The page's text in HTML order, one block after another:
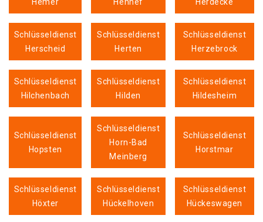
Schlüsseldienst
Herscheid
Schlüsseldienst
Herten
Schlüsseldienst
Herzebrock
Schlüsseldienst
Hilchenbach
Schlüsseldienst
Hilden
Schlüsseldienst
Hildesheim
Schlüsseldienst
Hopsten
Schlüsseldienst
Horn-Bad
Meinberg
Schlüsseldienst
Horstmar
Schlüsseldienst
Höxter
Schlüsseldienst
Hückelhoven
Schlüsseldienst
Hückeswagen